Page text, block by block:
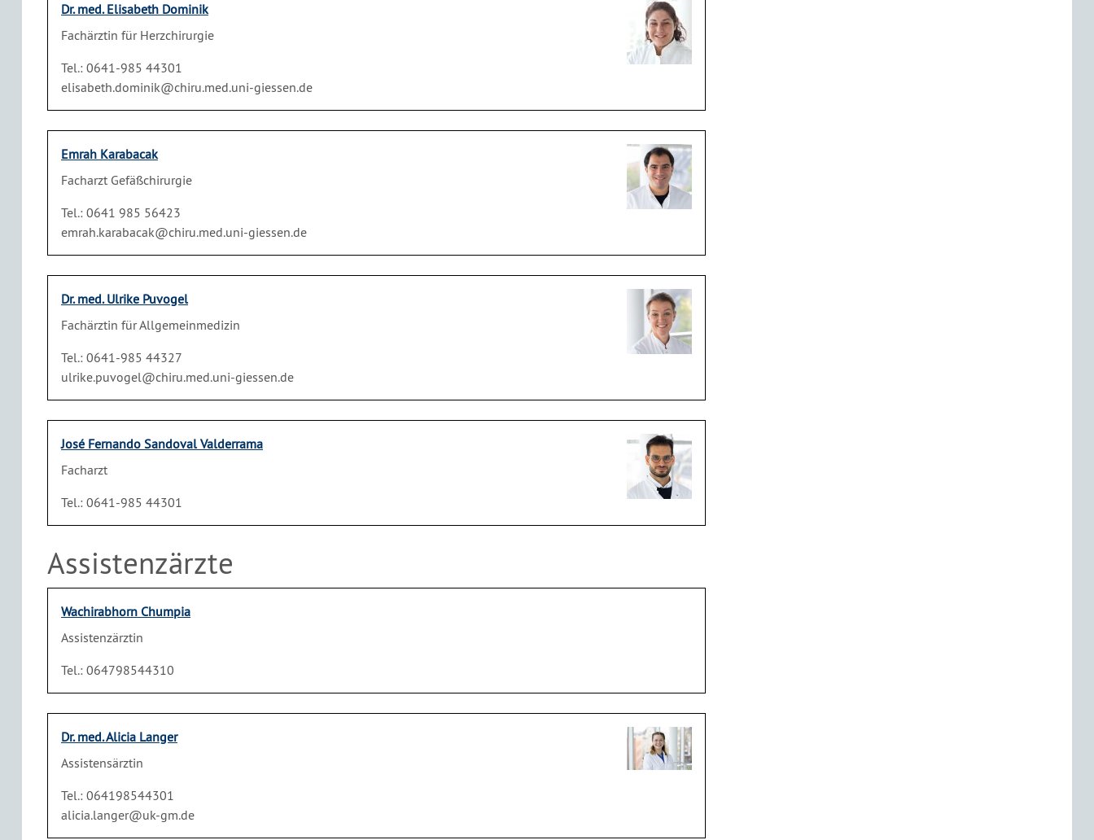
Dr. med. Elisabeth Dominik
Fachärztin für Herzchirurgie
Tel.: 0641-985 44301
elisabeth.dominik@chiru.med.uni-giessen.de
Emrah Karabacak
Facharzt Gefäßchirurgie
Tel.: 0641 985 56423
emrah.karabacak@chiru.med.uni-giessen.de
Dr. med. Ulrike Puvogel
Fachärztin für Allgemeinmedizin
Tel.: 0641-985 44327
ulrike.puvogel@chiru.med.uni-giessen.de
José Fernando Sandoval Valderrama
Facharzt
Tel.: 0641-985 44301
Assistenzärzte
Wachirabhorn Chumpia
Assistenzärztin
Tel.: 064798544310
Dr. med. Alicia Langer
Assistensärztin
Tel.: 064198544301
alicia.langer@uk-gm.de